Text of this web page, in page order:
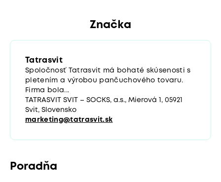
Značka
Tatrasvit
Spoločnosť Tatrasvit má bohaté skúsenosti s
pletením a výrobou pančuchového tovaru.
Firma bola...
TATRASVIT SVIT – SOCKS, a.s., Mierová 1, 05921
Svit, Slovensko
marketing@tatrasvit.sk
Poradňa